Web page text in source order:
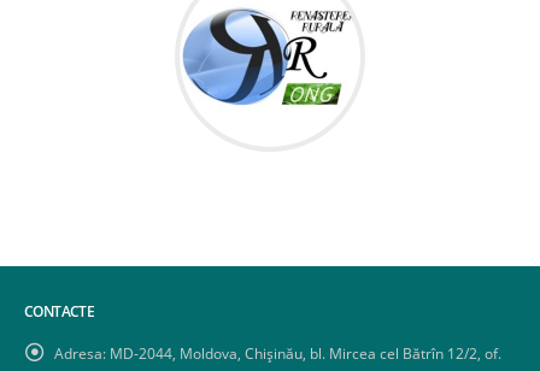
CONTACTE
Adresa: MD-2044, Moldova, Chișinău, bl. Mircea cel Bătrîn 12/2, of.